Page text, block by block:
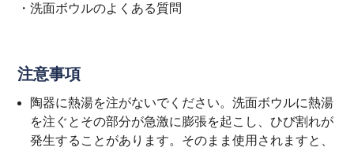
・洗面ボウルのよくある質問
注意事項
陶器に熱湯を注がないでください。洗面ボウルに熱湯
を注ぐとその部分が急激に膨張を起こし、ひび割れが
発生することがあります。そのまま使用されますと、